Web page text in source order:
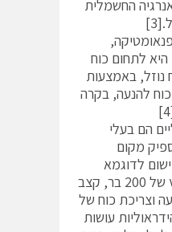
ב-10% מהאנרגיה החשמלית
היא לתחום כוח
נוזל, באמצעות
כוח להנעה, בקרה
הם בעלי
של כ-70% ומספיק מקום
לדוגמא
המתואר מטה הוא לחץ של 200 בר, קצב
של 0.57 מ3\שעה וצריכת כוח של
הידראוליות עושות